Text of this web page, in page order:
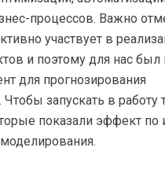
процессов. Важно
участвует в
и поэтому для нас был
для прогнозирования
запускать в работу
показали эффект по